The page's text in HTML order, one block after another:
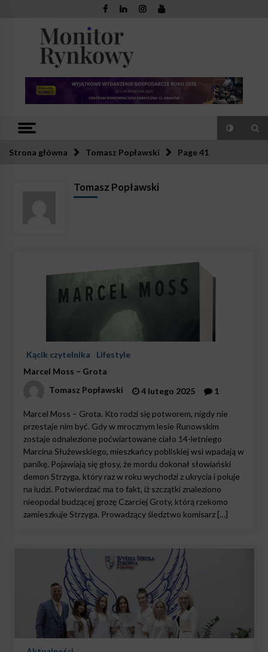
Monitor
Rynkowy
Strona główna Tomasz Popławski Page 41
Tomasz Popławski
Kącik czytelnika
Lifestyle
Marcel Moss – Grota
Tomasz Popławski
4 lutego 2025 1
Marcel Moss – Grota. Kto rodzi się potworem, nigdy nie
przestaje nim być. Gdy w mrocznym lesie Runowskim
zostaje odnalezione poćwiartowane ciało 14-letniego
Marcina Służewskiego, mieszkańcy pobliskiej wsi wpadają w
panikę. Pojawiają się głosy, że mordu dokonał słowiański
demon Strzyga, który raz w roku wychodzi z ukrycia i poluje
na ludzi. Potwierdzać ma to fakt, iż szczątki znaleziono
nieopodal budzącej grozę Czarciej Groty, którą rzekomo
zamieszkuje Strzyga. Prowadzący śledztwo komisarz […]